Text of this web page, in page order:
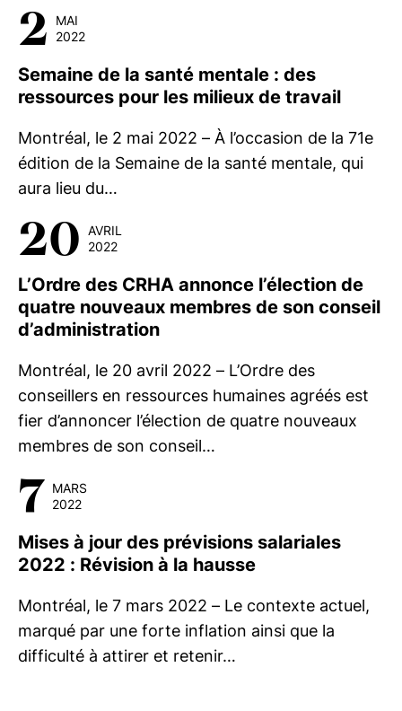
2
MAI
2022
Semaine de la santé mentale : des
ressources pour les milieux de travail
Montréal, le 2 mai 2022 – À l’occasion de la 71e
édition de la Semaine de la santé mentale, qui
aura lieu du…
20 AVRIL
2022
L’Ordre des CRHA annonce l’élection de
quatre nouveaux membres de son conseil
d’administration
Montréal, le 20 avril 2022 – L’Ordre des
conseillers en ressources humaines agréés est
fier d’annoncer l’élection de quatre nouveaux
membres de son conseil…
7 MARS
2022
Mises à jour des prévisions salariales
2022 : Révision à la hausse
Montréal, le 7 mars 2022 – Le contexte actuel,
marqué par une forte inflation ainsi que la
difficulté à attirer et retenir…